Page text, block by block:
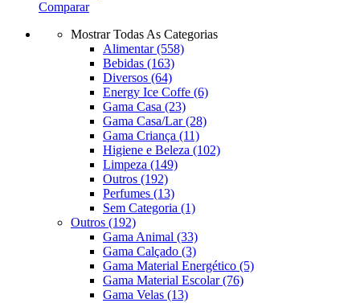
Comparar
Mostrar Todas As Categorias
Alimentar(558)
Bebidas (163)
Diversos (64)
Energy Ice Coffe (6)
Gama Casa (23)
Gama Casa/Lar(28)
Gama Criança (11)
Higiene e Beleza (102)
Limpeza (149)
Outros (192)
Perfumes (13)
Sem Categoria (1)
Outros (192)
Gama Animal (33)
Gama Calçado (3)
Gama Material Energético (5)
Gama Material Escolar(76)
Gama Velas (13)